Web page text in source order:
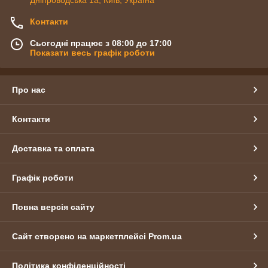
Контакти
Сьогодні працює з 08:00 до 17:00
Показати весь графік роботи
Про нас
Контакти
Доставка та оплата
Графік роботи
Повна версія сайту
Сайт створено на маркетплейсі Prom.ua
Політика конфіденційності